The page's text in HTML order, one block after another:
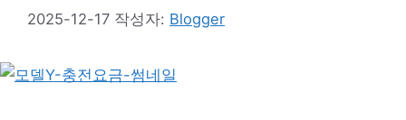
2025-12-17 작성자: Blogger